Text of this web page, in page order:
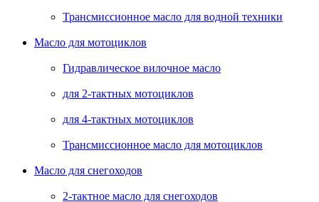
Трансмиссионное масло для водной техники
Масло для мотоциклов
Гидравлическое вилочное масло
для 2-тактных мотоциклов
для 4-тактных мотоциклов
Трансмиссионное масло для мотоциклов
Масло для снегоходов
2-тактное масло для снегоходов